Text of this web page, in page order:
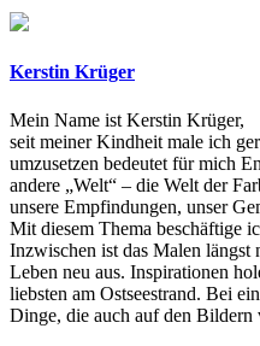
Kerstin Krüger
Mein Name ist Kerstin Krüger,
seit meiner Kindheit male ich
umzusetzen bedeutet für mich
andere „Welt“ – die Welt der
unsere Empfindungen, unser
Mit diesem Thema beschäftige
Inzwischen ist das Malen
Leben neu aus. Inspirationen
liebsten am Ostseestrand. Bei
Dinge, die auch auf den Bildern